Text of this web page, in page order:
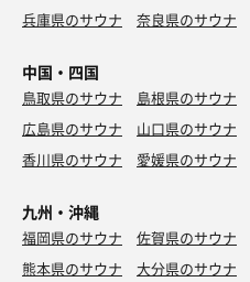
兵庫県のサウナ
奈良県のサウナ
中国・四国
鳥取県のサウナ 島根県のサウナ
広島県のサウナ
山口県のサウナ
香川県のサウナ
愛媛県のサウナ
九州・沖縄
福岡県のサウナ 佐賀県のサウナ
熊本県のサウナ
大分県のサウナ